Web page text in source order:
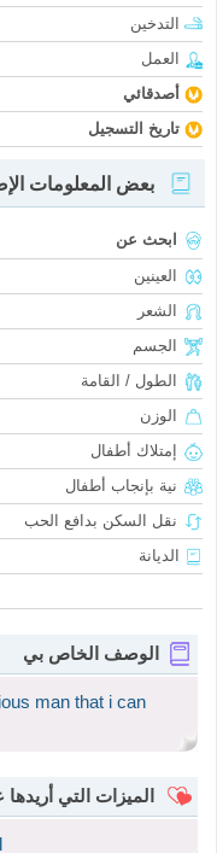
التدخين
العمل
أصدقائي
تاريخ التسجيل
بعض المعلومات
ابحث عن
العينين
الشعر
الجسم
الطول / القامة
الوزن
إمتلاك أطفال
نية بإنجاب أطفال
نقل السكن بدافع الحب
الديانة
الوصف الخاص بي
man that i can
الميزات التي